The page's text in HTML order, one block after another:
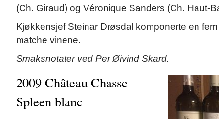
(Ch. Giraud) og Véronique Sanders (Ch. Haut-
Kjøkkensjef Steinar Drøsdal komponerte en
matche vinene.
Smaksnotater ved Per Øivind Skard.
2009 Château Chasse
Spleen blanc